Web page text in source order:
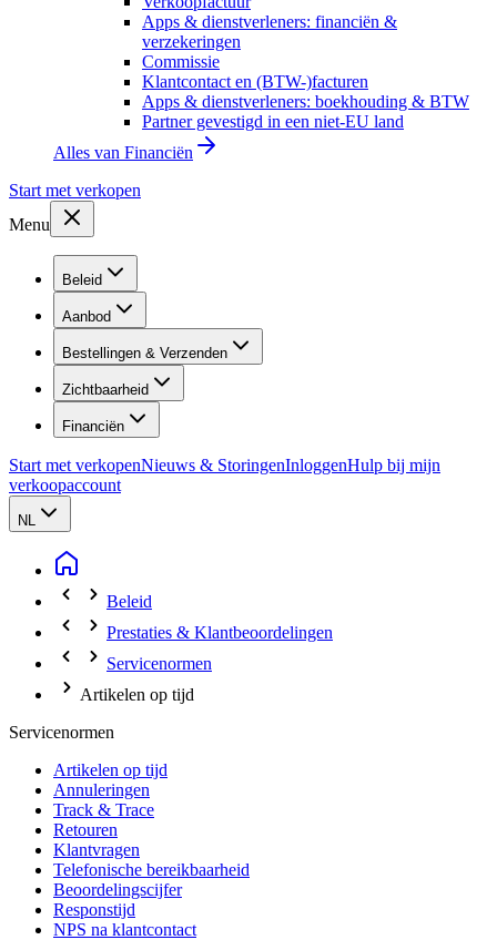
Apps & dienstverleners: financiën &
verzekeringen
Commissie
Klantcontact en (BTW-)facturen
Apps & dienstverleners: boekhouding & BTW
Partner gevestigd in een niet-EU land
Alles van Financiën
Start met verkopen
Menu
Beleid
Aanbod
Bestellingen & Verzenden
Zichtbaarheid
Financiën
Start met verkopenNieuws & StoringenInloggenHulp bij mijn
verkoopaccount
NL
Beleid
Prestaties & Klantbeoordelingen
Servicenormen
Artikelen op tijd
Servicenormen
Artikelen op tijd
Annuleringen
Track & Trace
Retouren
Klantvragen
Telefonische bereikbaarheid
Beoordelingscijfer
Responstijd
NPS na klantcontact